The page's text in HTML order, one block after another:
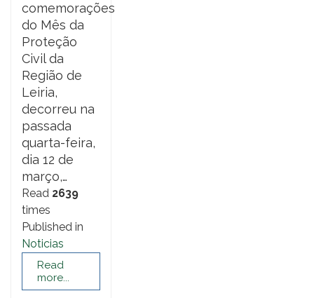
comemorações
do Mês da
Proteção
Civil da
Região de
Leiria,
decorreu na
passada
quarta-feira,
dia 12 de
março,…
Read 2639
times
Published in
Noticias
Read
more...